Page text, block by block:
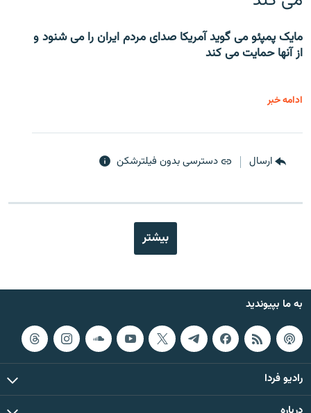
مایک پمپئو می گوید آمریکا صدای مردم ایران را می شنود و
از آنها حمایت می کند
ادامه خبر
ارسال دسترسی بدون فیلترشکن
بیشتر
به ما بپیوندید
رادیو فردا